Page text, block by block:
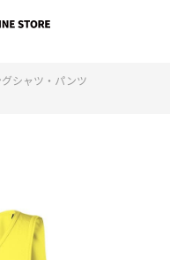
シャツ・パンツ